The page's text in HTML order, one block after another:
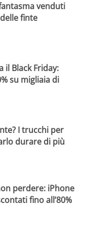
venduti
finte
il Black Friday:
su migliaia di
I trucchi per
durare di più
perdere: iPhone
fino all’80%